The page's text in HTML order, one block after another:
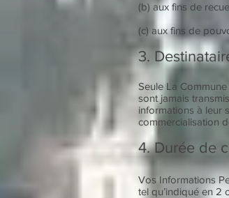
(b) aux fins de
(c) aux fins de
3.
Seule La
sont jamais
informations à leur
commercialisation
4. Durée de
Vos Informations
tel qu’indiqué en 2